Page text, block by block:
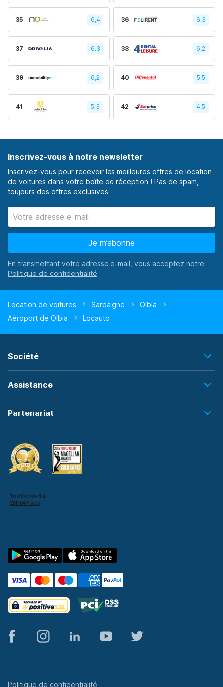
35 6,4 36 6.3
37 6.3 38 6.2
39 6,2 40 5,5
41 5,3 42 4,5
Inscrivez-vous à notre newsletter
Inscrivez-vous pour recevoir les meilleures offres de location
de voitures dans votre boîte de réception ! Pas de spam,
toujours des offres exclusives !
Je m’abonne
En transmettant votre adresse e-mail, vous acceptez notre
Location de voitures Sardaigne
Olbia
Aéroport de Olbia
Locauto
Société
Assistance
Partenariat